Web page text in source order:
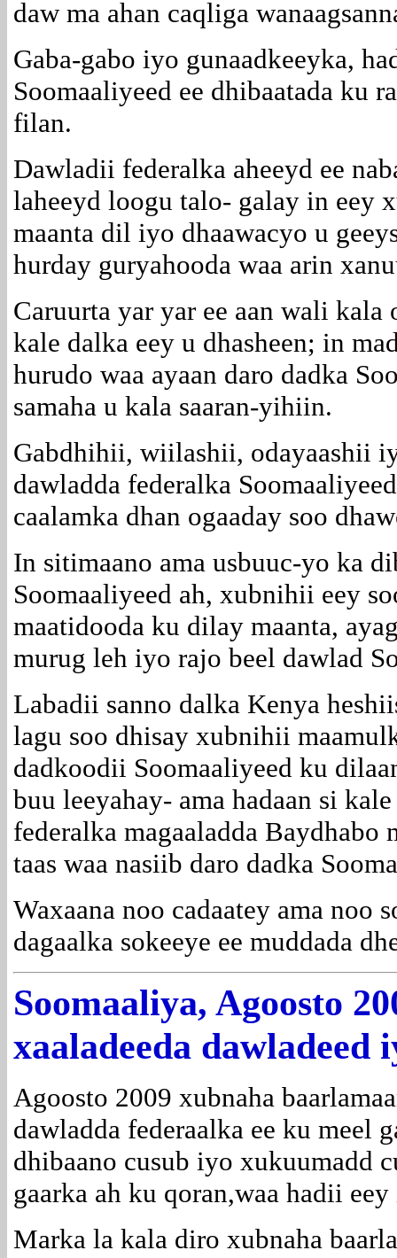
daw ma ahan caqliga
Gaba-gabo iyo gunaadkeeyka,
Soomaaliyeed ee dhibaatada ku
filan.
Dawladii federalka aheeyd ee
laheeyd loogu talo- galay in eey
maanta dil iyo dhaawacyo u
hurday guryahooda waa arin
Caruurta yar yar ee aan wali
kale dalka eey u dhasheen; in
hurudo waa ayaan daro dadka
samaha u kala saaran-yihiin.
Gabdhihii, wiilashii, odayaashii
dawladda federalka
caalamka dhan ogaaday soo
In sitimaano ama usbuuc-yo ka
Soomaaliyeed ah, xubnihii eey
maatidooda ku dilay maanta,
murug leh iyo rajo beel dawlad
Labadii sanno dalka Kenya
lagu soo dhisay xubnihii
dadkoodii Soomaaliyeed ku
buu leeyahay- ama hadaan si
federalka magaaladda Baydhabo
taas waa nasiib daro dadka
Waxaana noo cadaatey ama
dagaalka sokeeye ee muddada
Soomaaliya, Agoosto
xaaladeeda dawladeed
Agoosto 2009 xubnaha
dawladda federaalka ee ku meel
dhibaano cusub iyo xukuumadd
gaarka ah ku qoran,waa hadii
Marka la kala diro xubnaha